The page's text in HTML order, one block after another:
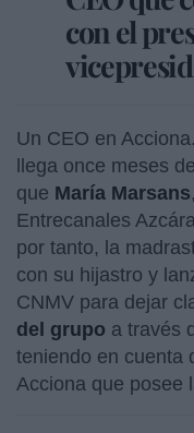
con el
Un CEO en
llega once meses
que María Marsans
Entrecanales
por tanto, la
con su hijastro y
CNMV para dejar
del grupo a través
teniendo en cuenta
Acciona que posee